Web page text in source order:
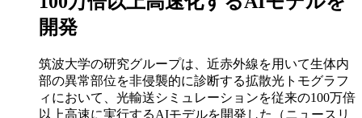
開発
筑波大学の研究グループは、近赤外線を用いて生体内
部の異常部位を非侵襲的に診断する拡散光トモグラフ
ィにおいて、光輸送シミュレーションを従来の100万倍
以上高速に実行するAIモデルを開発した（ニュースリ